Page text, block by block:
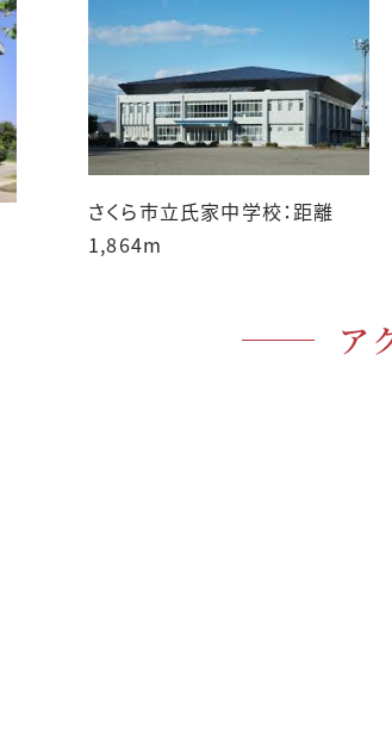
さくら市立氏家中学校：距離
1,864m
ア